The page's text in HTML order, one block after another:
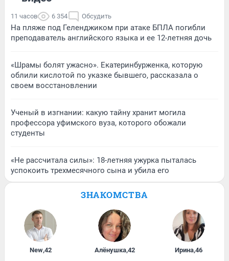
11 часов 6 354 Обсудить
На пляже под Геленджиком при атаке БПЛА погибли
преподаватель английского языка и ее 12-летняя дочь
«Шрамы болят ужасно». Екатеринбурженка, которую
облили кислотой по указке бывшего, рассказала о
своем восстановлении
Ученый в изгнании: какую тайну хранит могила
профессора уфимского вуза, которого обожали
студенты
«Не рассчитала силы»: 18-летняя ужурка пыталась
успокоить трехмесячного сына и убила его
ЗНАКОМСТВА
New,42 Алёнушка,42 Ирина,46